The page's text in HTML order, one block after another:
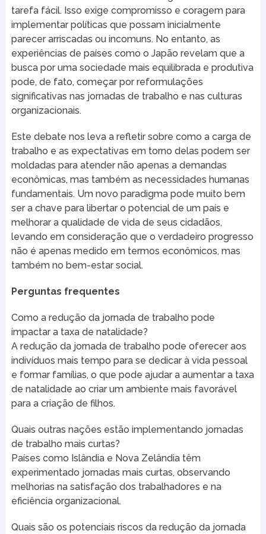
tarefa fácil. Isso exige compromisso e coragem para
implementar políticas que possam inicialmente
parecer arriscadas ou incomuns. No entanto, as
experiências de países como o Japão revelam que a
busca por uma sociedade mais equilibrada e produtiva
pode, de fato, começar por reformulações
significativas nas jornadas de trabalho e nas culturas
organizacionais.
Este debate nos leva a refletir sobre como a carga de
trabalho e as expectativas em torno delas podem ser
moldadas para atender não apenas a demandas
econômicas, mas também as necessidades humanas
fundamentais. Um novo paradigma pode muito bem
ser a chave para libertar o potencial de um país e
melhorar a qualidade de vida de seus cidadãos,
levando em consideração que o verdadeiro progresso
não é apenas medido em termos econômicos, mas
também no bem-estar social.
Perguntas frequentes
Como a redução da jornada de trabalho pode
impactar a taxa de natalidade?
A redução da jornada de trabalho pode oferecer aos
indivíduos mais tempo para se dedicar à vida pessoal
e formar famílias, o que pode ajudar a aumentar a taxa
de natalidade ao criar um ambiente mais favorável
para a criação de filhos.
Quais outras nações estão implementando jornadas
de trabalho mais curtas?
Países como Islândia e Nova Zelândia têm
experimentado jornadas mais curtas, observando
melhorias na satisfação dos trabalhadores e na
eficiência organizacional.
Quais são os potenciais riscos da redução da jornada